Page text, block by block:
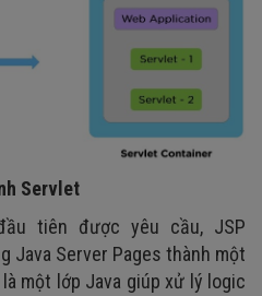
Servlet
tiên được yêu cầu, JSP
Java Server Pages thành một
một lớp Java giúp xử lý logic